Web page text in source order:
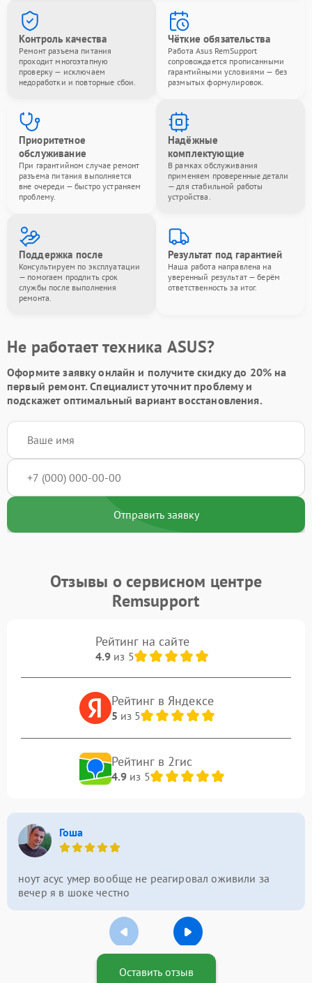
Контроль качества
Ремонт разъема питания
проходит многоэтапную
проверку — исключаем
недоработки и повторные сбои.
Чёткие обязательства
Работа Asus RemSupport
сопровождается прописанными
гарантийными условиями — без
размытых формулировок.
Приоритетное
обслуживание
При гарантийном случае ремонт
разъема питания выполняется
вне очереди — быстро устраняем
проблему.
Надёжные
комплектующие
В рамках обслуживания
применяем проверенные детали
— для стабильной работы
устройства.
Поддержка после
Консультируем по эксплуатации
— помогаем продлить срок
службы после выполнения
ремонта.
Результат под гарантией
Наша работа направлена на
уверенный результат — берём
ответственность за итог.
Не работает техника ASUS?
Оформите заявку онлайн и получитескидку до 20% на
первый ремонт. Специалист уточнит проблему и
подскажет оптимальный вариант восстановления.
Отправить заявку
Отзывы о сервисном центре
Remsupport
Рейтинг на сайте
4.9из 5
Рейтинг в Яндексе
5 из 5
Рейтинг в 2гис
4.9из 5
Гоша
ноут асус умер вообще не реагировал оживили за
вечер я в шоке честно
Оставить отзыв